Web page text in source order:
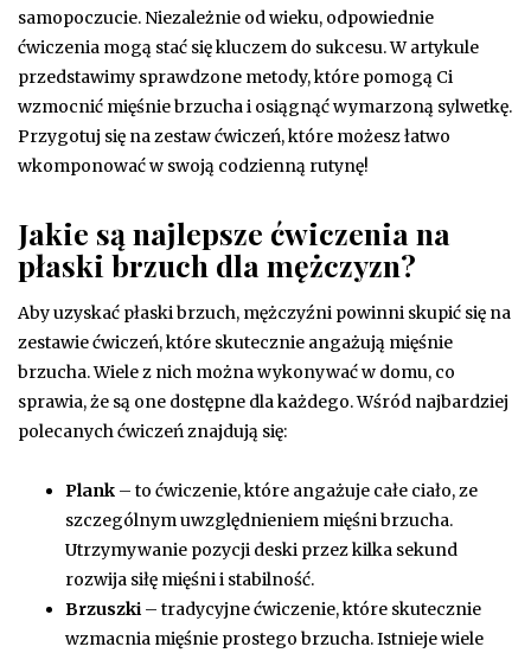
samopoczucie. Niezależnie od wieku, odpowiednie
ćwiczenia mogą stać się kluczem do sukcesu. W artykule
przedstawimy sprawdzone metody, które pomogą Ci
wzmocnić mięśnie brzucha i osiągnąć wymarzoną sylwetkę.
Przygotuj się na zestaw ćwiczeń, które możesz łatwo
wkomponować w swoją codzienną rutynę!
Jakie są najlepsze ćwiczenia na
płaski brzuch dla mężczyzn?
Aby uzyskać płaski brzuch, mężczyźni powinni skupić się na
zestawie ćwiczeń, które skutecznie angażują mięśnie
brzucha. Wiele z nich można wykonywać w domu, co
sprawia, że są one dostępne dla każdego. Wśród najbardziej
polecanych ćwiczeń znajdują się:
Plank – to ćwiczenie, które angażuje całe ciało, ze
szczególnym uwzględnieniem mięśni brzucha.
Utrzymywanie pozycji deski przez kilka sekund
rozwija siłę mięśni i stabilność.
Brzuszki – tradycyjne ćwiczenie, które skutecznie
wzmacnia mięśnie prostego brzucha. Istnieje wiele